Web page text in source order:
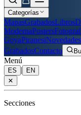
Categorías
MapasGrabadosLibros
ModernaPosters
GoyaPiranesiNovedades
GrabadosContacto
Menú
ES |
EN
✕
Secciones